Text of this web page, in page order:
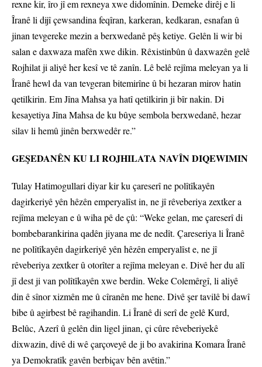
rexne kir, îro jî em rexneya xwe didomînin. Demeke dirêj e li
Îranê li dijî çewsandina feqîran, karkeran, kedkaran, esnafan û
jinan tevgereke mezin a berxwedanê pêş ketiye. Gelên li wir bi
salan e daxwaza mafên xwe dikin. Rêxistinbûn û daxwazên gelê
Rojhilat ji aliyê her kesî ve tê zanîn. Lê belê rejîma meleyan ya li
Îranê hewl da van tevgeran bitemirîne û bi hezaran mirov hatin
qetilkirin. Em Jîna Mahsa ya hatî qetilkirin ji bîr nakin. Di
kesayetiya Jîna Mahsa de ku bûye sembola berxwedanê, hezar
silav li hemû jinên berxwedêr re.”
GEŞEDANÊN KU LI ROJHILATA NAVÎN DIQEWIMIN
Tulay Hatimogullari diyar kir ku çareserî ne polîtîkayên
dagirkeriyê yên hêzên emperyalîst in, ne jî rêveberiya zextker a
rejîma meleyan e û wiha pê de çû: “Weke gelan, me çareserî di
bombebarankirina qadên jiyana me de nedît. Çareseriya li Îranê
ne polîtîkayên dagirkeriyê yên hêzên emperyalîst e, ne jî
rêveberiya zextker û otorîter a rejîma meleyan e. Divê her du alî
jî dest ji van polîtîkayên xwe berdin. Weke Colemêrgî, li aliyê
din ê sînor xizmên me û cîranên me hene. Divê şer tavilê bi dawî
bibe û agirbest bê ragihandin. Li Îranê di serî de gelê Kurd,
Belûc, Azerî û gelên din ligel jinan, çi cûre rêveberiyekê
dixwazin, divê di wê çarçoveyê de ji bo avakirina Komara Îranê
ya Demokratîk gavên berbiçav bên avêtin.”